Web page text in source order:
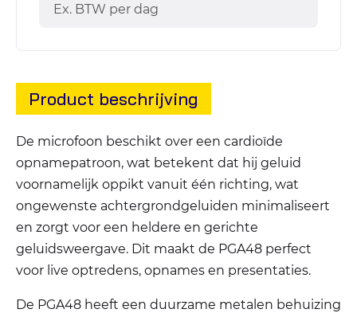
Ex. BTW per dag
Product beschrijving
De microfoon beschikt over een cardioïde
opnamepatroon, wat betekent dat hij geluid
voornamelijk oppikt vanuit één richting, wat
ongewenste achtergrondgeluiden minimaliseert
en zorgt voor een heldere en gerichte
geluidsweergave. Dit maakt de PGA48 perfect
voor live optredens, opnames en presentaties.
De PGA48 heeft een duurzame metalen behuizing